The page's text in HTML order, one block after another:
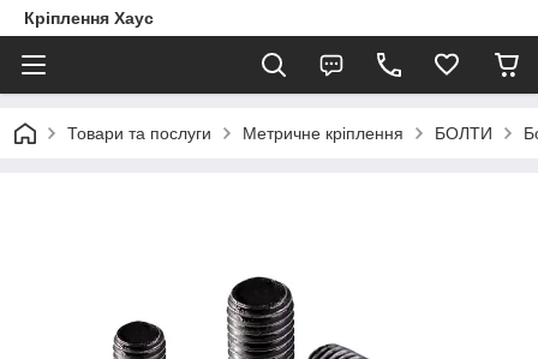
Кріплення Хаус
Товари та послуги Метричне кріплення БОЛТИ